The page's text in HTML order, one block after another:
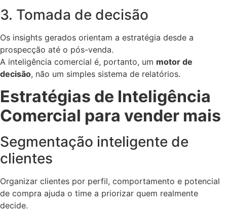
3. Tomada de decisão
Os insights gerados orientam a estratégia desde a
prospecção até o pós-venda.
A inteligência comercial é, portanto, um motor de
decisão, não um simples sistema de relatórios.
Estratégias de Inteligência
Comercial para vender mais
Segmentação inteligente de
clientes
Organizar clientes por perfil, comportamento e potencial
de compra ajuda o time a priorizar quem realmente
decide.